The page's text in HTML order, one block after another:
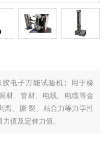
电子万能试验机）用于橡
材、管材、电线、电缆等金
离、撕 裂、粘合力等力学性
值及定伸力值。